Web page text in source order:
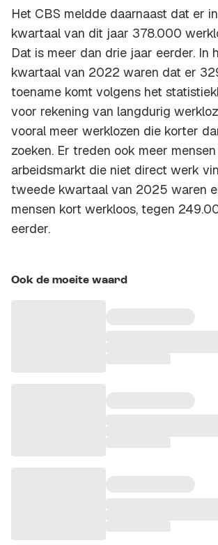
Het CBS meldde daarnaast dat er
kwartaal van dit jaar 378.000
Dat is meer dan drie jaar eerder. In
kwartaal van 2022 waren dat er
toename komt volgens het
voor rekening van langdurig
vooral meer werklozen die korter
zoeken. Er treden ook meer
arbeidsmarkt die niet direct werk
tweede kwartaal van 2025 waren
mensen kort werkloos, tegen
eerder.
Ook de moeite waard